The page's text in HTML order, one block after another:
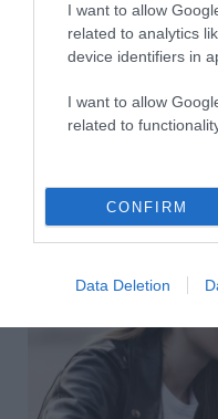
I want to allow
related to analytics
device identifiers in
I want to allow
related to
CONFIRM
Data Deletion
Címkék: ezoteria,
bőkezűség